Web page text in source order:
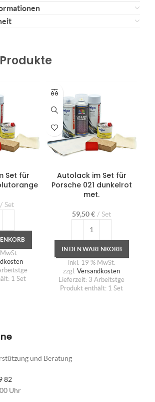
Set für
Set
1 Set
Autolack im Set für
Porsche 021 dunkelrot
met.
59,50€ Set
IN DEN WARENKORB
inkl. 19 % MwSt.
zzgl. Versandkosten
Lieferzeit: 3 Arbeitstge
Produkt enthält: 1 Set
und Beratung
82
Uhr